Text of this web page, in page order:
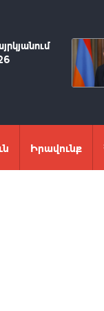
Իրավունք